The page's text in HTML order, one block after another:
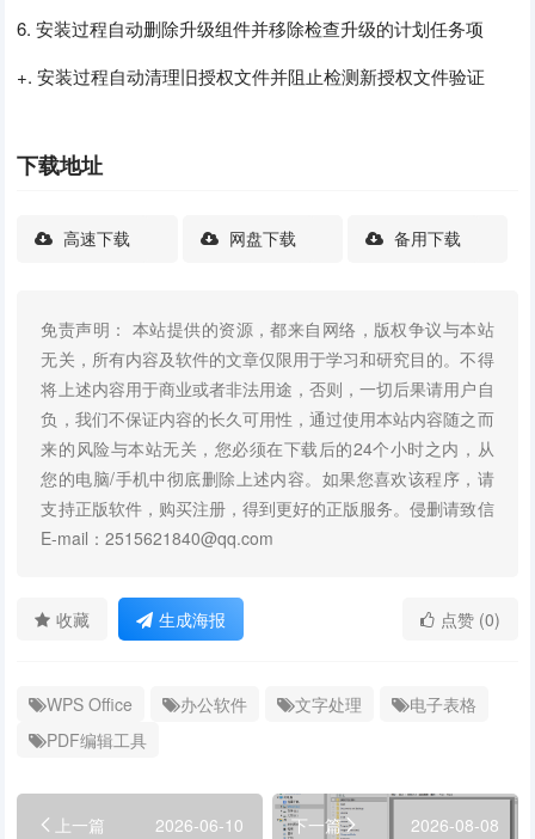
6. 安装过程自动删除升级组件并移除检查升级的计划任务项
+. 安装过程自动清理旧授权文件并阻止检测新授权文件验证
下载地址
高速下载 网盘下载 备用下载
免责声明： 本站提供的资源，都来自网络，版权争议与本站
无关，所有内容及软件的文章仅限用于学习和研究目的。不得
将上述内容用于商业或者非法用途，否则，一切后果请用户自
负，我们不保证内容的长久可用性，通过使用本站内容随之而
来的风险与本站无关，您必须在下载后的24个小时之内，从
您的电脑/手机中彻底删除上述内容。如果您喜欢该程序，请
支持正版软件，购买注册，得到更好的正版服务。侵删请致信
E-mail：2515621840@qq.com
收藏 生成海报 点赞 (0)
WPS Office 办公软件 文字处理
电子表格
PDF编辑工具
上一篇
2026-06-10
下一篇
2026-08-08